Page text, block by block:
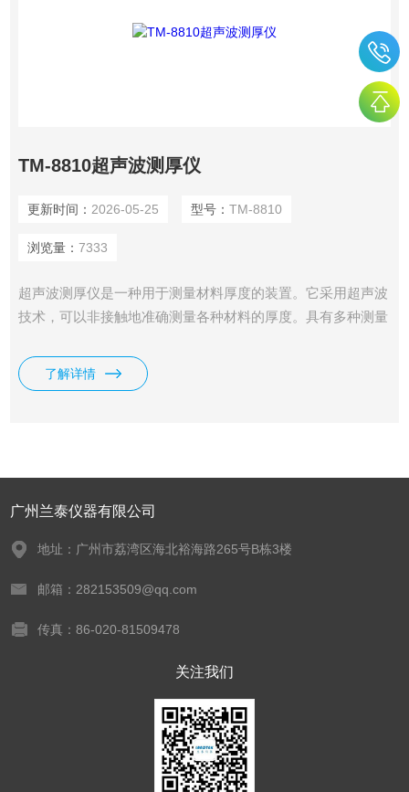
TM-8810超声波测厚仪
更新时间： 2026-05-25 型号： TM-8810
浏览量： 7333
超声波测厚仪是一种用于测量材料厚度的装置。它采用超声波
技术，可以非接触地准确测量各种材料的厚度。具有多种测量
了解详情
广州兰泰仪器有限公司
地址：广州市荔湾区海北裕海路265号B栋3楼
邮箱：282153509@qq.com
传真：86-020-81509478
关注我们